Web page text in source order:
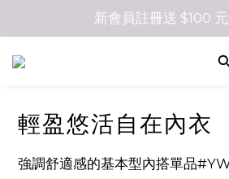
新會員註冊送 $100
輕盈悠活自在內衣
強調舒適感的基本型內搭單品